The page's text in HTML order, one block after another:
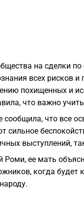
на сделки
всех рисков
похищенных и
что важно
что все
сильное
выступлений,
Роми, ее мать
когда будет